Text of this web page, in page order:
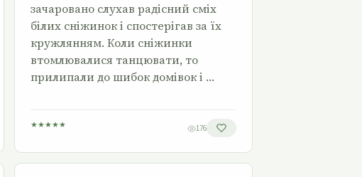
зачаровано слухав радісний сміх
білих сніжинок і спостерігав за їх
кружлянням. Коли сніжинки
втомлювалися танцювати, то
прилипали до шибок домівок і …
★★★★★ 176
Мандри усмішки